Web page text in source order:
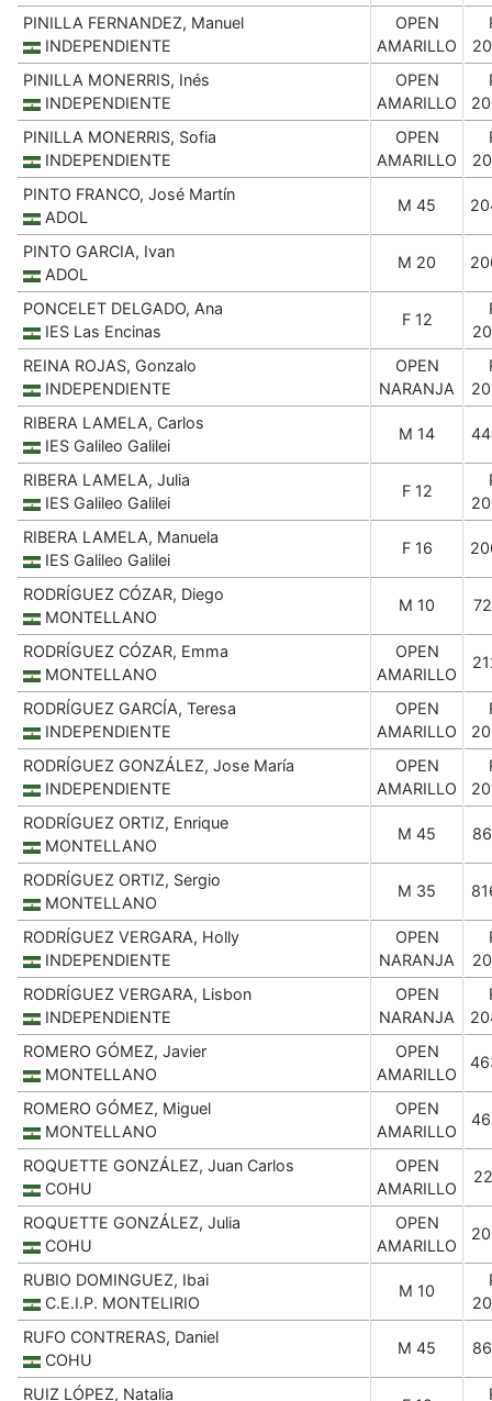
PINILLA FERNANDEZ, Manuel
INDEPENDIENTE
OPEN
AMARILLO
PINILLA MONERRIS, Inés
INDEPENDIENTE
OPEN
AMARILLO
PINILLA MONERRIS, Sofia
INDEPENDIENTE
OPEN
AMARILLO
PINTO FRANCO, José Martín
ADOL
M 45
PINTO GARCIA, Ivan
ADOL
M 20
PONCELET DELGADO, Ana
IES Las Encinas
F 12
REINA ROJAS, Gonzalo
INDEPENDIENTE
OPEN
NARANJA
RIBERA LAMELA, Carlos
IES Galileo Galilei
M 14
RIBERA LAMELA, Julia
IES Galileo Galilei
F 12
RIBERA LAMELA, Manuela
IES Galileo Galilei
F 16
RODRÍGUEZ CÓZAR, Diego
MONTELLANO
M 10
RODRÍGUEZ CÓZAR, Emma
MONTELLANO
OPEN
AMARILLO
RODRÍGUEZ GARCÍA, Teresa
INDEPENDIENTE
OPEN
AMARILLO
RODRÍGUEZ GONZÁLEZ, Jose María
INDEPENDIENTE
OPEN
AMARILLO
RODRÍGUEZ ORTIZ, Enrique
MONTELLANO
M 45
RODRÍGUEZ ORTIZ, Sergio
MONTELLANO
M 35
RODRÍGUEZ VERGARA, Holly
INDEPENDIENTE
OPEN
NARANJA
RODRÍGUEZ VERGARA, Lisbon
INDEPENDIENTE
OPEN
NARANJA
ROMERO GÓMEZ, Javier
MONTELLANO
OPEN
AMARILLO
ROMERO GÓMEZ, Miguel
MONTELLANO
OPEN
AMARILLO
ROQUETTE GONZÁLEZ, Juan Carlos
COHU
OPEN
AMARILLO
ROQUETTE GONZÁLEZ, Julia
COHU
OPEN
AMARILLO
RUBIO DOMINGUEZ, Ibai
C.E.I.P. MONTELIRIO
M 10
RUFO CONTRERAS, Daniel
COHU
M 45
RUIZ LÓPEZ, Natalia